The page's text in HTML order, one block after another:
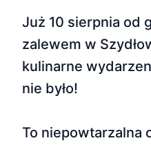
Już 10 sierpnia od
zalewem w
kulinarne
nie było!
To niepowtarzalna